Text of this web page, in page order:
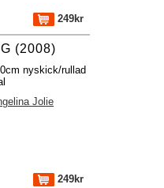
249kr
(2008)
nyskick/rullad
Jolie
249kr